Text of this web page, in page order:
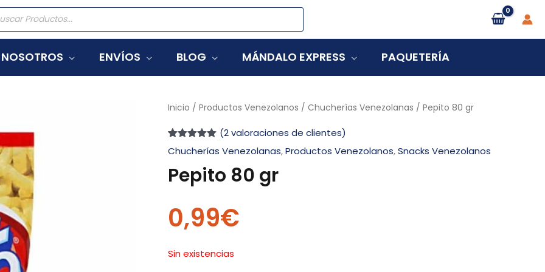
NOSOTROS ENVÍOS BLOG MÁNDALO EXPRESS PAQUETERÍA
Inicio /Productos Venezolanos /Chucherías Venezolanas / Pepito 80 gr
Valorado
con5.00de
2
valoraciones
de clientes
(2valoraciones de clientes)
Chucherías Venezolanas,Productos Venezolanos,Snacks Venezolanos
Pepito 80 gr
0,99€
Sin existencias